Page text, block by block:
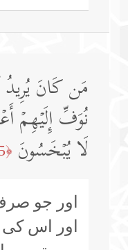
مَن كَانَ یُرِیدُ
نُوَفِّ إِلَیۡهِمۡ
لَا یُبۡخَسُونَ ﴿15﴾
اور جو
اور اس کی